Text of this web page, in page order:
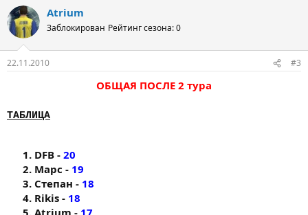
Atrium
Заблокирован Рейтинг сезона: 0
22.11.2010 #3
ОБЩАЯ ПОСЛЕ 2 тура
ТАБЛИЦА
DFB - 20
Марс - 19
Степан - 18
Rikis - 18
Atrium - 17